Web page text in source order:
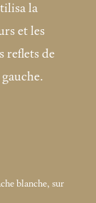
la
et les
reflets de
blanche, sur